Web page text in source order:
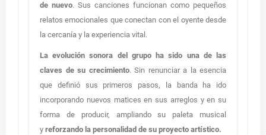
de nuevo. Sus canciones funcionan como pequeños
relatos emocionales que conectan con el oyente desde
la cercanía y la experiencia vital.
La evolución sonora del grupo ha sido una de las
claves de su crecimiento. Sin renunciar a la esencia
que definió sus primeros pasos, la banda ha ido
incorporando nuevos matices en sus arreglos y en su
forma de producir, ampliando su paleta musical
y reforzando la personalidad de su proyecto artístico.